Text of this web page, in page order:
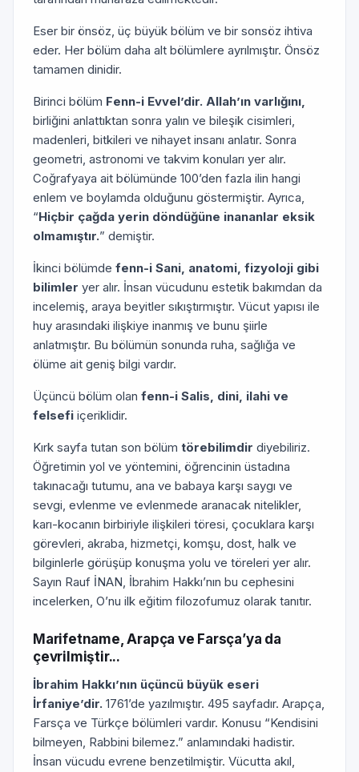
Eser bir önsöz, üç büyük bölüm ve bir sonsöz ihtiva
eder. Her bölüm daha alt bölümlere ayrılmıştır. Önsöz
tamamen dinidir.
Birinci bölüm Fenn-i Evvel’dir. Allah’ın varlığını,
birliğini anlattıktan sonra yalın ve bileşik cisimleri,
madenleri, bitkileri ve nihayet insanı anlatır. Sonra
geometri, astronomi ve takvim konuları yer alır.
Coğrafyaya ait bölümünde 100’den fazla ilin hangi
enlem ve boylamda olduğunu göstermiştir. Ayrıca,
“Hiçbir çağda yerin döndüğüne inananlar eksik
olmamıştır.” demiştir.
İkinci bölümde fenn-i Sani, anatomi, fizyoloji gibi
bilimler yer alır. İnsan vücudunu estetik bakımdan da
incelemiş, araya beyitler sıkıştırmıştır. Vücut yapısı ile
huy arasındaki ilişkiye inanmış ve bunu şiirle
anlatmıştır. Bu bölümün sonunda ruha, sağlığa ve
ölüme ait geniş bilgi vardır.
Üçüncü bölüm olan fenn-i Salis, dini, ilahi ve
felsefi içeriklidir.
Kırk sayfa tutan son bölüm törebilimdir diyebiliriz.
Öğretimin yol ve yöntemini, öğrencinin üstadına
takınacağı tutumu, ana ve babaya karşı saygı ve
sevgi, evlenme ve evlenmede aranacak nitelikler,
karı-kocanın birbiriyle ilişkileri töresi, çocuklara karşı
görevleri, akraba, hizmetçi, komşu, dost, halk ve
bilginlerle görüşüp konuşma yolu ve töreleri yer alır.
Sayın Rauf İNAN, İbrahim Hakkı’nın bu cephesini
incelerken, O’nu ilk eğitim filozofumuz olarak tanıtır.
Marifetname, Arapça ve Farsça’ya da
çevrilmiştir...
İbrahim Hakkı’nın üçüncü büyük eseri
İrfaniye’dir. 1761’de yazılmıştır. 495 sayfadır. Arapça,
Farsça ve Türkçe bölümleri vardır. Konusu “Kendisini
bilmeyen, Rabbini bilemez.” anlamındaki hadistir.
İnsan vücudu evrene benzetilmiştir. Vücutta akıl,